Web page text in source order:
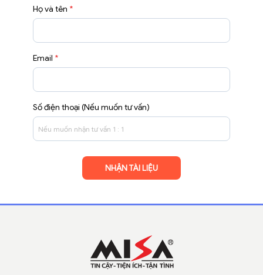
Họ và tên *
Email *
Số điện thoại (Nếu muốn tư vấn)